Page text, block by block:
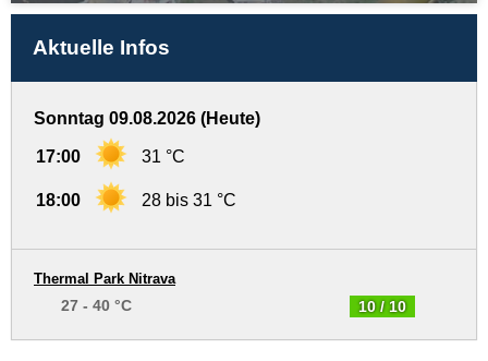
Aktuelle Infos
Sonntag 09.08.2026 (Heute)
17:00 31 °C
18:00 28 bis 31 °C
10 / 10
Thermal Park Nitrava
27 - 40 °C